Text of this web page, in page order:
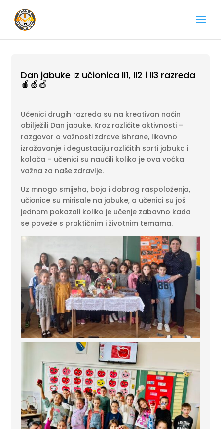
Dan jabuke iz učionica II1, II2 i II3 razreda
🍎🍏🍎
Učenici drugih razreda su na kreativan način
obilježili Dan jabuke. Kroz različite aktivnosti –
razgovor o važnosti zdrave ishrane, likovno
izražavanje i degustaciju različitih sorti jabuka i
kolača – učenici su naučili koliko je ova voćka
važna za naše zdravlje.
Uz mnogo smijeha, boja i dobrog raspoloženja,
učionice su mirisale na jabuke, a učenici su još
jednom pokazali koliko je učenje zabavno kada
se poveže s praktičnim i životnim temama.